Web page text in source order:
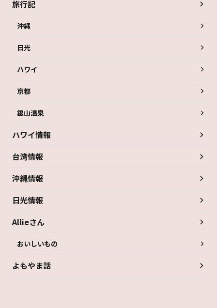
旅行記
沖縄
日光
ハワイ
京都
銀山温泉
ハワイ情報
台湾情報
沖縄情報
日光情報
Allieさん
おいしいもの
よもやま話